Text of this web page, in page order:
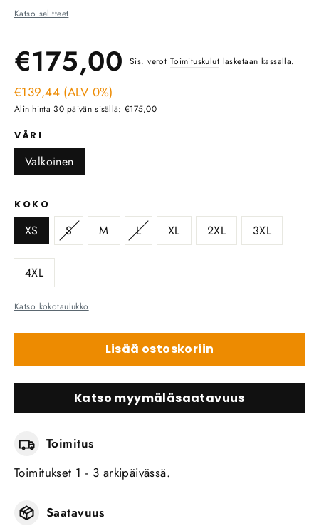
Katso selitteet
€175,00Normaali
hinta
hinta
Sis. verot Toimituskulut lasketaan kassalla.
€139,44 (ALV 0%)
Alin hinta 30 päivän sisällä: €175,00
VÄRI
Valkoinen
KOKO
XS S M L XL 2XL 3XL
4XL
Katso kokotaulukko
Lisää ostoskoriin
Katso myymäläsaatavuus
Toimitus
Toimitukset 1 - 3 arkipäivässä.
Saatavuus